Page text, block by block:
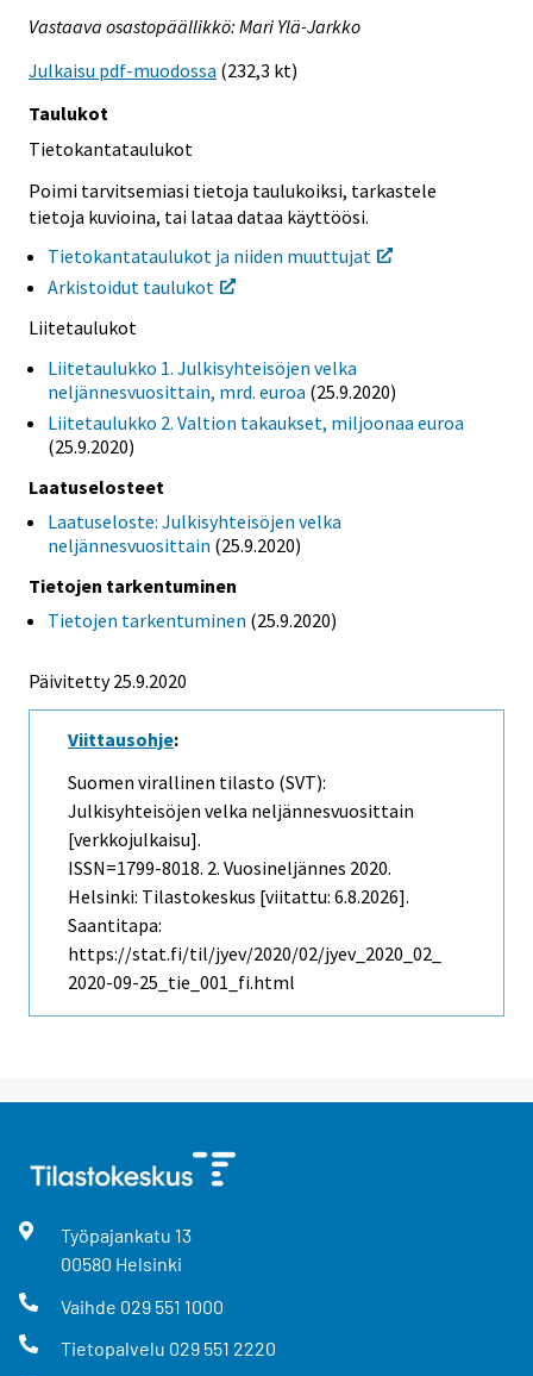
Vastaava osastopäällikkö: Mari Ylä-Jarkko
Julkaisu pdf-muodossa (232,3 kt)
Taulukot
Tietokantataulukot
Poimi tarvitsemiasi tietoja taulukoiksi, tarkastele
tietoja kuvioina, tai lataa dataa käyttöösi.
Tietokantataulukot ja niiden muuttujat
Arkistoidut taulukot
Liitetaulukot
Liitetaulukko 1. Julkisyhteisöjen velka
neljännesvuosittain, mrd. euroa (25.9.2020)
Liitetaulukko 2. Valtion takaukset, miljoonaa euroa
(25.9.2020)
Laatuselosteet
Laatuseloste: Julkisyhteisöjen velka
neljännesvuosittain (25.9.2020)
Tietojen tarkentuminen
Tietojen tarkentuminen (25.9.2020)
Päivitetty 25.9.2020
Viittausohje:
Suomen virallinen tilasto (SVT):
Julkisyhteisöjen velka neljännesvuosittain
[verkkojulkaisu].
ISSN=1799-8018. 2. Vuosineljännes 2020.
Helsinki: Tilastokeskus [viitattu: 6.8.2026].
Saantitapa:
https://stat.fi/til/jyev/2020/02/jyev_2020_02_
2020-09-25_tie_001_fi.html
Työpajankatu 13
00580 Helsinki
Vaihde 029 551 1000
Tietopalvelu 029 551 2220